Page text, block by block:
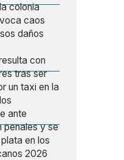
colonia
caos
daños
con
tras ser
un taxi en la
ante
penales y se
en los
2026